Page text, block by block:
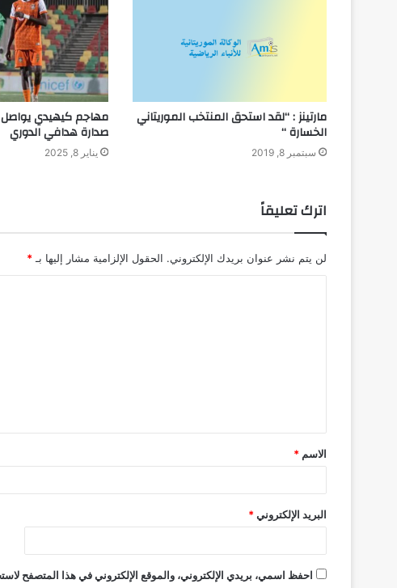
مارتينز : “لقد استحق المنتخب الموريتاني
الخسارة “
سبتمبر 8, 2019
مهاجم كيهيدي يواصل
صدارة هدافي الدوري
يناير 8, 2025
اترك تعليقاً
لن يتم نشر عنوان بريدك الإلكتروني. الحقول الإلزامية مشار إليها بـ *
ق
*
الاسم *
البريد الإلكتروني *
احفظ اسمي، بريدي الإلكتروني، والموقع الإلكتروني في هذا المتصفح